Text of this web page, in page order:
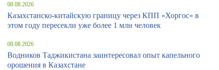
08.08.2026
Казахстанско-китайскую границу через КПП «Хоргос» в
этом году пересекли уже более 1 млн человек
08.08.2026
Водников Таджикистана заинтересовал опыт капельного
орошения в Казахстане